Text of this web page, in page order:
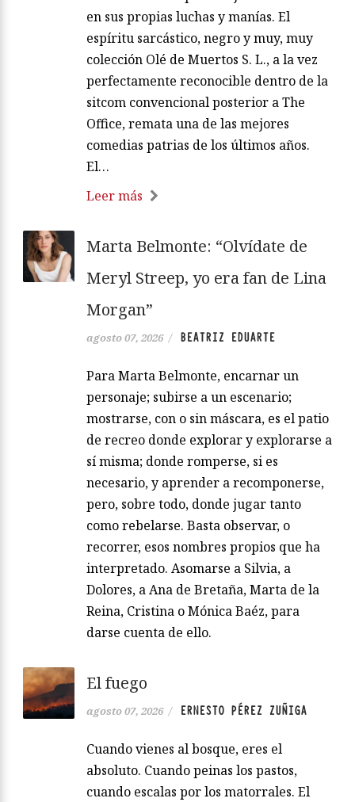
en sus propias luchas y manías. El
espíritu sarcástico, negro y muy, muy
colección Olé de Muertos S. L., a la vez
perfectamente reconocible dentro de la
sitcom convencional posterior a The
Office, remata una de las mejores
comedias patrias de los últimos años.
El…
Leer más
Marta Belmonte: “Olvídate de
Meryl Streep, yo era fan de Lina
Morgan”
agosto 07, 2026 / BEATRIZ EDUARTE
Para Marta Belmonte, encarnar un
personaje; subirse a un escenario;
mostrarse, con o sin máscara, es el patio
de recreo donde explorar y explorarse a
sí misma; donde romperse, si es
necesario, y aprender a recomponerse,
pero, sobre todo, donde jugar tanto
como rebelarse. Basta observar, o
recorrer, esos nombres propios que ha
interpretado. Asomarse a Silvia, a
Dolores, a Ana de Bretaña, Marta de la
Reina, Cristina o Mónica Baéz, para
darse cuenta de ello.
El fuego
agosto 07, 2026 / ERNESTO PÉREZ ZUÑIGA
Cuando vienes al bosque, eres el
absoluto. Cuando peinas los pastos,
cuando escalas por los matorrales. El